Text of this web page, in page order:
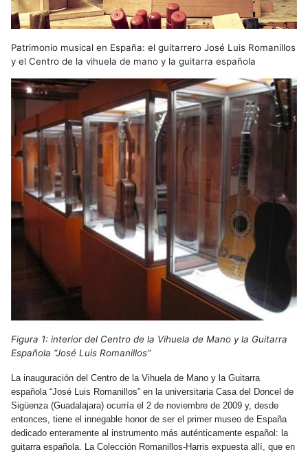
Patrimonio musical en España: el guitarrero José Luis Romanillos
y el Centro de la vihuela de mano y la guitarra española
Figura 1: interior del Centro de la Vihuela de Mano y la Guitarra
Española “José Luis Romanillos”
La inauguración del Centro de la Vihuela de Mano y la Guitarra
española “José Luis Romanillos” en la universitaria Casa del Doncel de
Sigüenza (Guadalajara) ocurría el 2 de noviembre de 2009 y, desde
entonces, tiene el innegable honor de ser el primer museo de España
dedicado enteramente al instrumento más auténticamente español: la
guitarra española. La Colección Romanillos-Harris expuesta allí, que en